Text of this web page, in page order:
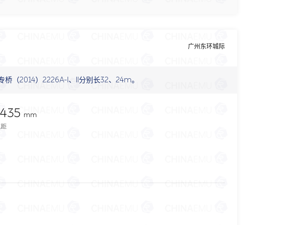
广州东环城际
（2014）2226A-I、II分别长32、24m。
mm